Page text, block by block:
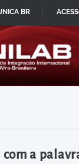
com a
IR
PARA
BR